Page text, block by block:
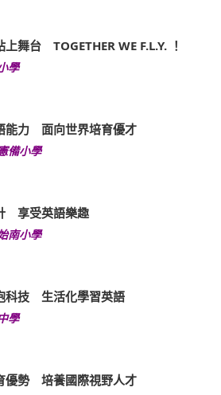
舞台 TOGETHER WE F.L.Y. ！
學
能力 面向世界培育優才
備小學
享受英語樂趣
南小學
科技 生活化學習英語
學
優勢 培養國際視野人才